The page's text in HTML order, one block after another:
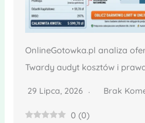
OnlineGotowka.pl analiza
Twardy audyt kosztów i
29 Lipca, 2026 Brak
0 (0)